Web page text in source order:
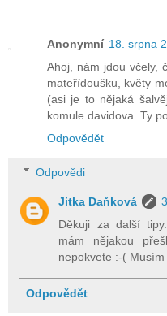
Anonymní 18. srpna
Ahoj, nám jdou včely,
mateřídoušku, květy
(asi je to nějaká
komule davidova. Ty
Odpovědět
Odpovědi
Jitka Daňková
Děkuji za další
mám nějakou
nepokvete :-(
Odpovědět